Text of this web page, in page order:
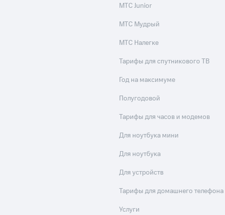
МТС Junior
МТС Мудрый
МТС Налегке
Тарифы для спутникового ТВ
Год на максимуме
Полугодовой
Тарифы для часов и модемов
Для ноутбука мини
Для ноутбука
Для устройств
Тарифы для домашнего телефона
Услуги